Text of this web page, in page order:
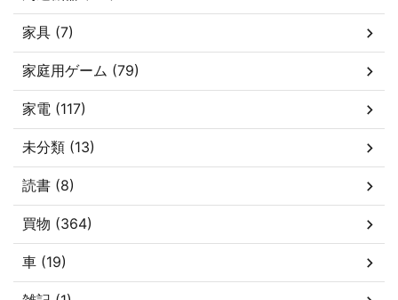
家具 (7)
家庭用ゲーム (79)
家電 (117)
未分類 (13)
読書 (8)
買物 (364)
車 (19)